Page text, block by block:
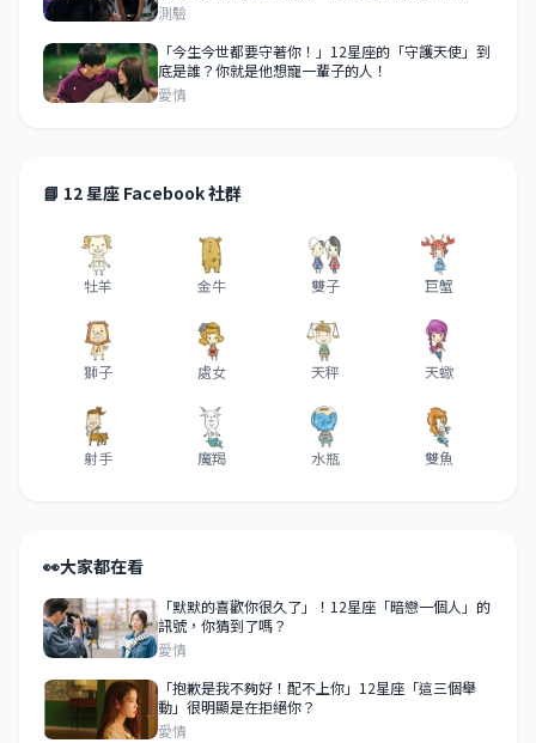
測驗
「今生今世都要守著你！」12星座的「守護天使」到
底是誰？你就是他想寵一輩子的人！
愛情
📘 12 星座 Facebook 社群
牡羊 金牛 雙子 巨蟹
獅子 處女 天秤 天蠍
射手 魔羯 水瓶 雙魚
👀大家都在看
「默默的喜歡你很久了」！12星座「暗戀一個人」的
訊號，你猜到了嗎？
愛情
「抱歉是我不夠好！配不上你」12星座「這三個舉
動」很明顯是在拒絕你？
愛情